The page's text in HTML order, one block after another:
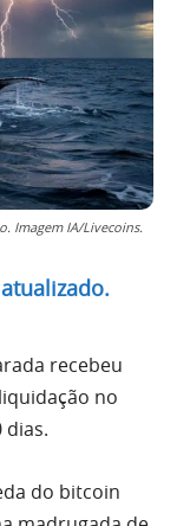
Imagem IA/Livecoins.
recebeu
no
do bitcoin